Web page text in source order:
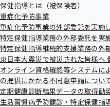
保健指導とは（被保険者）
重症化予防事業
重症化予防事業の外部委託を実施
特定保健指導業務の外部委託を実
特定保健指導継続的支援業務の外
東日本大震災で被災された皆様へ
オンライン資格確認等システムに
の提供にかかる不同意申請につい
定期健康診断結果データの取得勧
生活習慣病予防健診・特定保健指
個人情報の保護に関する法律
は、個人情報を使用して匿名
匿名加工情報を第三者に提供
まれる個人に関する情報の項
表することとされております
このたび、全国健康保険協会
う。）では、以下の通り匿名
供させていただきます。